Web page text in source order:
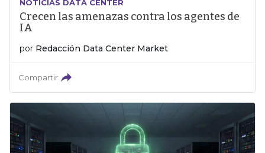
NOTICIAS DATA CENTER
Crecen las amenazas contra los agentes de
IA
por Redacción Data Center Market
Compartir